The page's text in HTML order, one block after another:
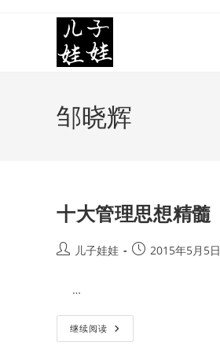
邹晓辉
十大管理思想精髓
Post儿子娃娃
Post2015年5月5日
…
继续阅读 十
大